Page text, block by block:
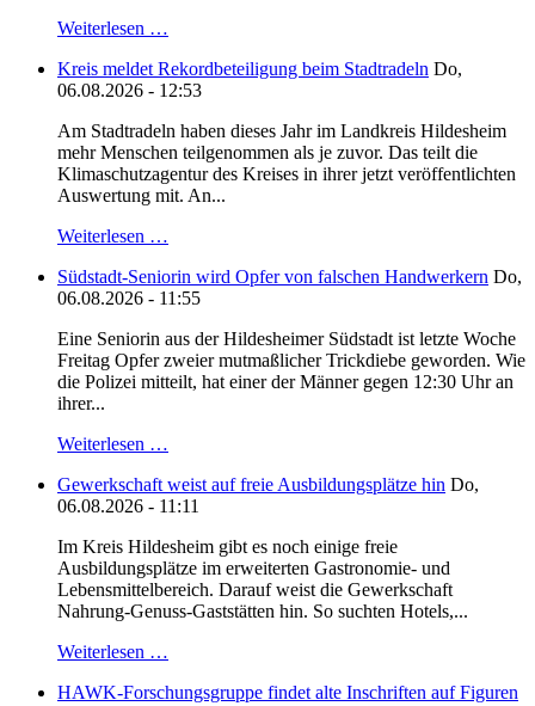
Weiterlesen …
Kreis meldet Rekordbeteiligung beim Stadtradeln Do,
06.08.2026 - 12:53
Am Stadtradeln haben dieses Jahr im Landkreis Hildesheim
mehr Menschen teilgenommen als je zuvor. Das teilt die
Klimaschutzagentur des Kreises in ihrer jetzt veröffentlichten
Auswertung mit. An...
Weiterlesen …
Südstadt-Seniorin wird Opfer von falschen Handwerkern Do,
06.08.2026 - 11:55
Eine Seniorin aus der Hildesheimer Südstadt ist letzte Woche
Freitag Opfer zweier mutmaßlicher Trickdiebe geworden. Wie
die Polizei mitteilt, hat einer der Männer gegen 12:30 Uhr an
ihrer...
Weiterlesen …
Gewerkschaft weist auf freie Ausbildungsplätze hin Do,
06.08.2026 - 11:11
Im Kreis Hildesheim gibt es noch einige freie
Ausbildungsplätze im erweiterten Gastronomie- und
Lebensmittelbereich. Darauf weist die Gewerkschaft
Nahrung-Genuss-Gaststätten hin. So suchten Hotels,...
Weiterlesen …
HAWK-Forschungsgruppe findet alte Inschriften auf Figuren